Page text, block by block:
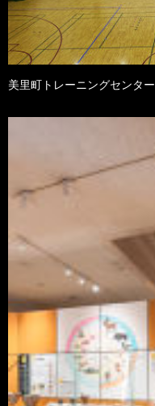
美里町トレーニングセンター